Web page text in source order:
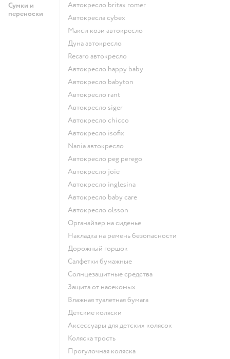
Сумки и
переноски
Автокресло britax romer
Автокресла cybex
Макси кози автокресло
Дуна автокресло
Recaro автокресло
Автокресло happy baby
Автокресло babyton
Автокресло rant
Автокресло siger
Автокресло chicco
Автокресло isofix
Nania автокресло
Автокресло peg perego
Автокресло joie
Автокресло inglesina
Автокресло baby care
Автокресло olsson
Органайзер на сиденье
Накладка на ремень безопасности
Дорожный горшок
Салфетки бумажные
Солнцезащитные средства
Защита от насекомых
Влажная туалетная бумага
Детские коляски
Аксессуары для детских колясок
Коляска трость
Прогулочная коляска